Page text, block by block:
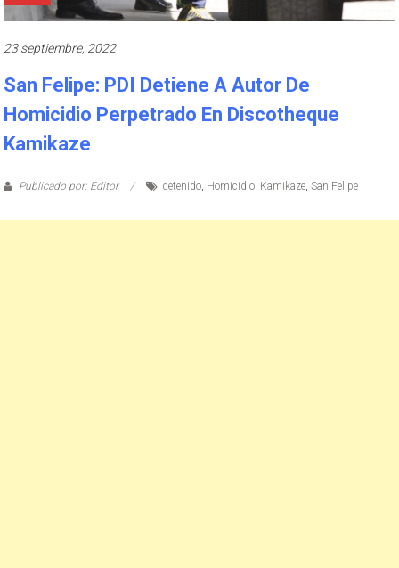
23 septiembre, 2022
San Felipe: PDI Detiene A Autor De
Homicidio Perpetrado En Discotheque
Kamikaze
Publicado por: Editor detenido Homicidio Kamikaze ,San Felipe